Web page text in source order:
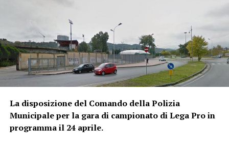
La disposizione del Comando della Polizia
Municipale per la gara di campionato di Lega Pro in
programma il 24 aprile.